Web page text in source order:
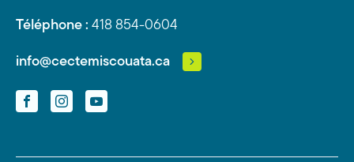
Téléphone : 418 854-0604
info@cectemiscouata.ca
FacebookInstagramYouTube